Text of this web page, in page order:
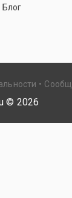
Блог
© 2026